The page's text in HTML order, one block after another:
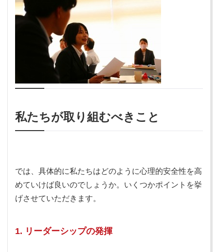
私たちが取り組むべきこと
では、具体的に私たちはどのように心理的安全性を高
めていけば良いのでしょうか。いくつかポイントを挙
げさせていただきます。
1. リーダーシップの発揮